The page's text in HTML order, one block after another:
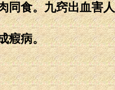
同食。九窍出血害
瘕病。